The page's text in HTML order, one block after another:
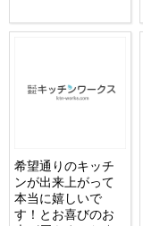
希望通りのキッチ
ンが出来上がって
本当に嬉しいで
す！とお喜びのお